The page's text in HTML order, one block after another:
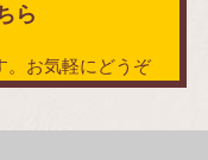
ら
。お気軽にどうぞ